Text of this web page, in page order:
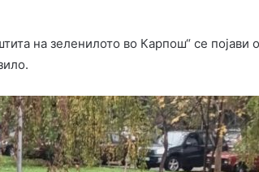
на зеленилото во Карпош“ се појави